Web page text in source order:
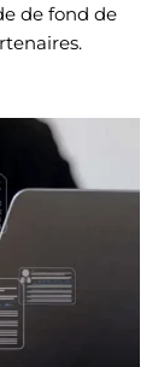
de fond de